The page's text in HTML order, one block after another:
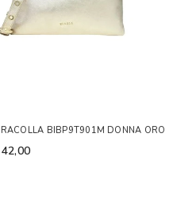
BIBP9T901M DONNA ORO